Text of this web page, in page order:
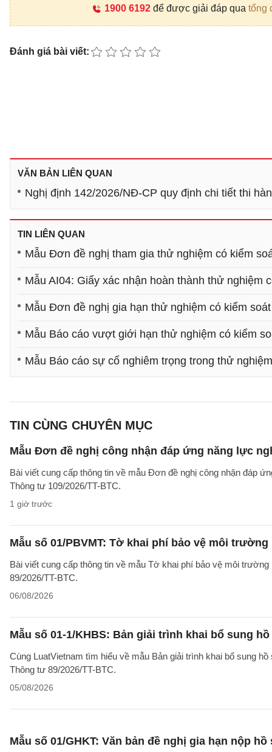
1900 6192để được giải đáp qua tổng
Đánh giá bài viết:
VĂN BẢN LIÊN QUAN
Nghị định 142/2026/NĐ-CP quy định chi tiết thi
TIN LIÊN QUAN
Mẫu Đơn đề nghị tham gia thử nghiệm có kiểm
Mẫu AI04: Giấy xác nhận hoàn thành thử nghiệm
Mẫu Đơn đề nghị gia hạn thử nghiệm có kiểm
Mẫu Báo cáo vượt giới hạn thử nghiệm có kiểm
Mẫu Báo cáo sự cố nghiêm trọng trong thử
TIN CÙNG CHUYÊN MỤC
Mẫu Đơn đề nghị công nhận đáp ứng năng lực
Bài viết cung cấp thông tin về mẫu Đơn đề nghị công nhận đáp
Thông tư 109/2026/TT-BTC.
1 giờ trước
Mẫu số 01/PBVMT: Tờ khai phí bảo vệ môi trường
Bài viết cung cấp thông tin về mẫu Tờ khai phí bảo vệ môi
89/2026/TT-BTC.
06/08/2026
Mẫu số 01-1/KHBS: Bản giải trình khai bổ sung
Cùng LuatVietnam tìm hiểu về mẫu Bản giải trình khai bổ sung
Thông tư 89/2026/TT-BTC.
05/08/2026
Mẫu số 01/GHKT: Văn bản đề nghị gia hạn nộp